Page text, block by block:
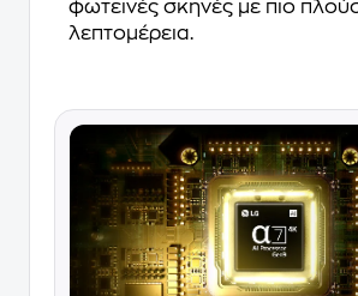
φωτεινές σκηνές με πιο
λεπτομέρεια.